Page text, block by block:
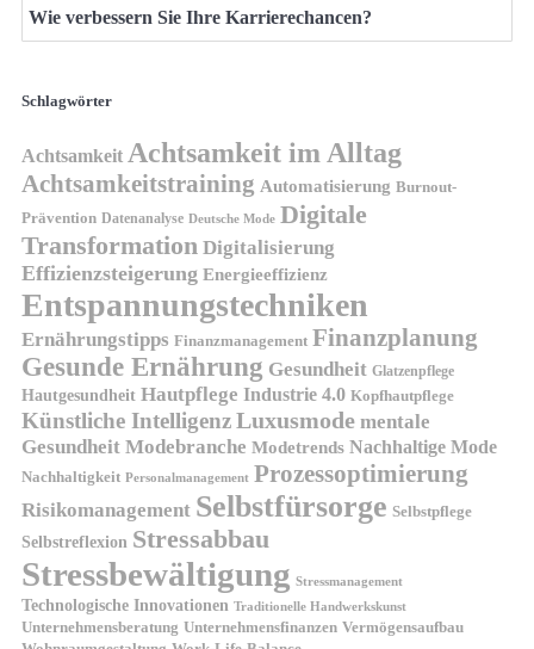
Wie verbessern Sie Ihre Karrierechancen?
Schlagwörter
Achtsamkeit Achtsamkeit im Alltag
Achtsamkeitstraining Automatisierung Burnout-
Prävention Datenanalyse Deutsche Mode Digitale
Transformation Digitalisierung
Effizienzsteigerung Energieeffizienz
Entspannungstechniken
Ernährungstipps Finanzmanagement Finanzplanung
Gesunde Ernährung Gesundheit Glatzenpflege
Hautgesundheit Hautpflege Industrie 4.0 Kopfhautpflege
Künstliche IntelligenzLuxusmode mentale
Gesundheit Modebranche Modetrends Nachhaltige Mode
Nachhaltigkeit Personalmanagement Prozessoptimierung
Risikomanagement Selbstfürsorge Selbstpflege
Selbstreflexion Stressabbau
Stressbewältigung Stressmanagement
Technologische Innovationen Traditionelle Handwerkskunst
Unternehmensberatung Unternehmensfinanzen Vermögensaufbau